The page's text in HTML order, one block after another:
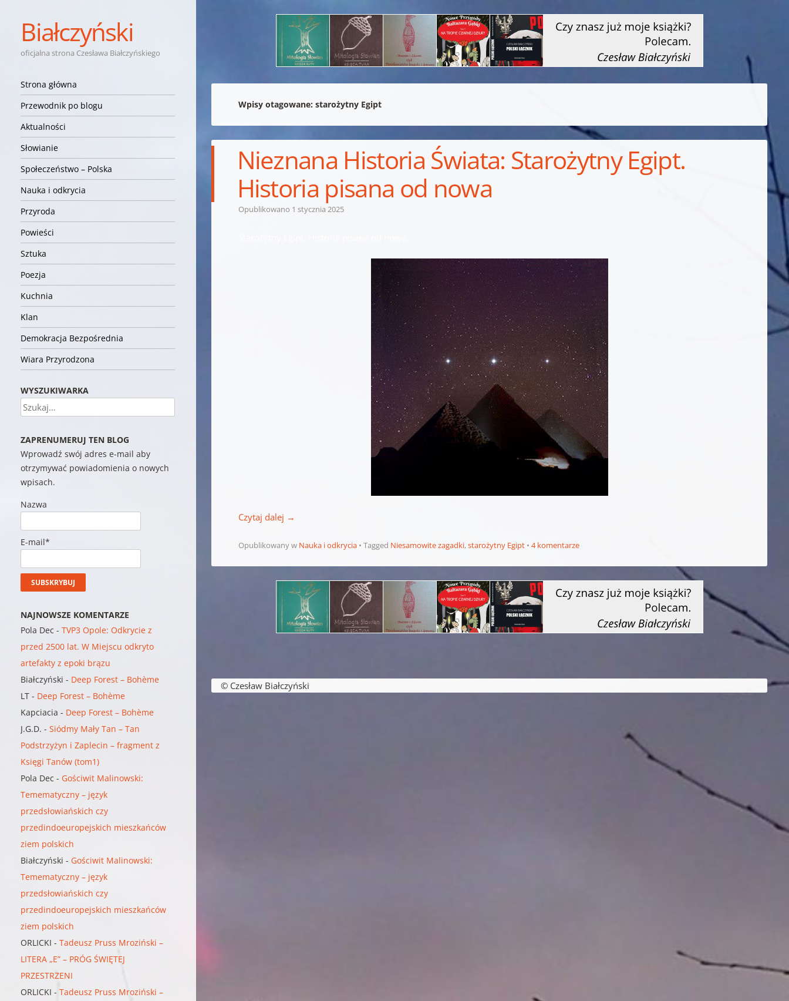
Białczyński
oficjalna strona Czesława Białczyńskiego
Nawigacja
Przejdź do treści
Strona główna
Przewodnik po blogu
Aktualności
Słowianie
Społeczeństwo – Polska
Nauka i odkrycia
Przyroda
Powieści
Sztuka
Poezja
Kuchnia
Klan
Demokracja Bezpośrednia
Wiara Przyrodzona
Wpisy otagowane:starożytny Egipt
Nieznana Historia Świata: Starożytny Egipt.
Historia pisana od nowa
Opublikowano 1 stycznia 2025
Czytaj dalej →
Opublikowany w Nauka i odkrycia Tagged Niesamowite zagadki,starożytny Egipt 4 komentarze
WYSZUKIWARKA
Szukaj
ZAPRENUMERUJ TEN BLOG
Wprowadź swój adres e-mail aby
otrzymywać powiadomienia o nowych
wpisach.
Nazwa
E-mail*
NAJNOWSZE KOMENTARZE
Pola Dec -TVP3 Opole: Odkrycie z
przed 2500 lat. W Miejscu odkryto
artefakty z epoki brązu
Białczyński - Deep Forest – Bohème
LT - Deep Forest – Bohème
Kapciacia - Deep Forest – Bohème
J.G.D. -Siódmy Mały Tan – Tan
Podstrzyżyn i Zaplecin – fragment z
Księgi Tanów (tom1)
Pola Dec - Gościwit Malinowski:
Temematyczny – język
przedsłowiańskich czy
przedindoeuropejskich mieszkańców
ziem polskich
Białczyński - Gościwit Malinowski:
Temematyczny – język
przedsłowiańskich czy
przedindoeuropejskich mieszkańców
ziem polskich
ORLICKI -Tadeusz Pruss Mroziński –
LITERA „E” – PRÓG ŚWIĘTEJ
PRZESTRZENI
ORLICKI -Tadeusz Pruss Mroziński –
© Czesław Białczyński